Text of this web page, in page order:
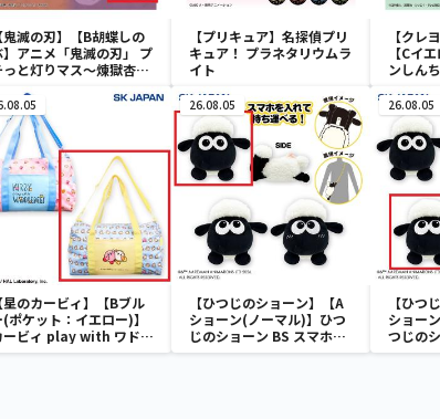
【鬼滅の刃】【B胡蝶しの
】アニメ「鬼滅の刃」 プ
っと灯りマス～煉獄杏寿
【プリキュア】名探偵プリ
キュア！ プラネタリウムラ
イト
【クレ
【Cイ
ンしん
カラー
【星のカービィ】【Bブル
(ポケット：イエロー)】
ービィ play with ワドル
ィ ボストンバッグ
26.08.05
【ひつじのショーン】【A
ショーン(ノーマル)】ひつ
じのショーン BS スマホシ
ョーンルダー
26.08.05
【ひつ
ショー
つじの
ショー